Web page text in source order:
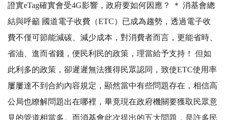
證實eTag確實會受4G影響，政府要如何因應？ ＊ 消基會總
結與呼籲 國道電子收費（ETC）已成為趨勢，透過電子收
費不僅可節能減碳、減少成本，對消費者而言，更能省時、
省油、進而省錢，便民利民的政策，理當給予支持！ 但如
此利多的政策，卻遲遲無法獲得民眾認同，致使ETC使用率
屢屢達不到合約內容規定，顯然當中有些問題存在，相信高
公局也瞭解問題出在哪裡，畢竟現在政府機關要獲取民眾意
見的管道相當多。而消基會此次提出的五大問題，是許多民